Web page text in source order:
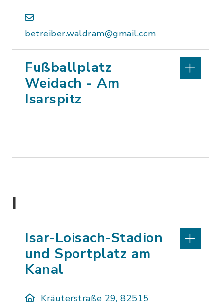
betreiber.waldram@gmail.com
Fußballplatz
Weidach - Am
Isarspitz
I
Isar-Loisach-Stadion
und Sportplatz am
Kanal
Kräuterstraße 29, 82515